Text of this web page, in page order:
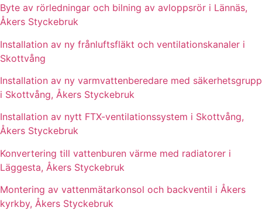
Byte av rörledningar och bilning av avloppsrör i Lännäs,
Åkers Styckebruk
Installation av ny frånluftsfläkt och ventilationskanaler i
Skottvång
Installation av ny varmvattenberedare med säkerhetsgrupp
i Skottvång, Åkers Styckebruk
Installation av nytt FTX-ventilationssystem i Skottvång,
Åkers Styckebruk
Konvertering till vattenburen värme med radiatorer i
Läggesta, Åkers Styckebruk
Montering av vattenmätarkonsol och backventil i Åkers
kyrkby, Åkers Styckebruk